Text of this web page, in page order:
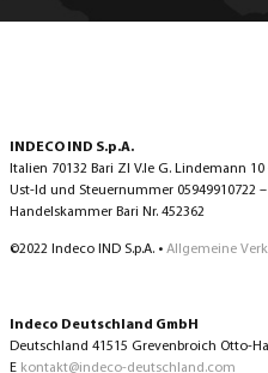
INDECO IND S.p.A.
Italien 70132 Bari ZI V.le G. Lindemann 10
Ust-Id und Steuernummer 05949910722
Handelskammer Bari Nr. 452362
©2022 Indeco IND S.p.A. • Allgemeine
Indeco Deutschland GmbH
Deutschland 41515 Grevenbroich Otto-
E kontakt@indeco-deutschland.com